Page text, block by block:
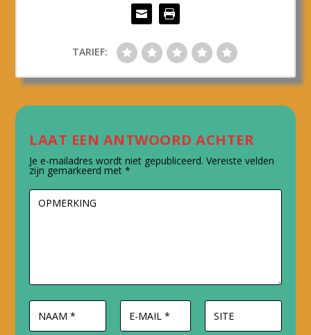
TARIEF:
LAAT EEN ANTWOORD ACHTER
Je e-mailadres wordt niet gepubliceerd. Vereiste velden
zijn gemarkeerd met*